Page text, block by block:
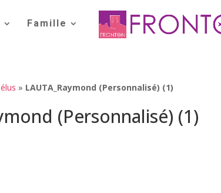
Famille
» LAUTA_Raymond (Personnalisé) (1)
(Personnalisé) (1)